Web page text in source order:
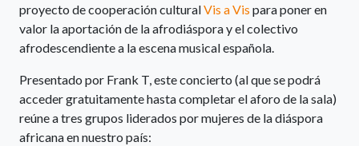
proyecto de cooperación culturalVis a Vis para poner en
valor la aportación de la afrodiáspora y el colectivo
afrodescendiente a la escena musical española.
Presentado por Frank T, este concierto (al que se podrá
acceder gratuitamente hasta completar el aforo de la sala)
reúne a tres grupos liderados por mujeres de la diáspora
africana en nuestro país: